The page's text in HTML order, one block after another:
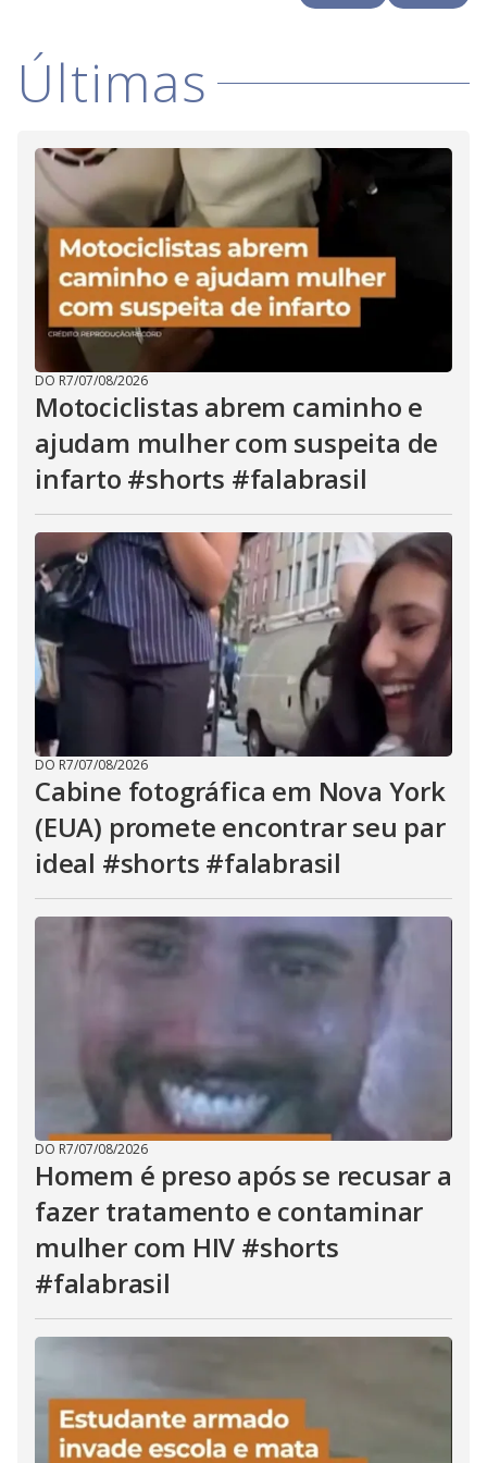
e
o
Últimas
DO R7/07/08/2026
Motociclistas abrem caminho e
ajudam mulher com suspeita de
infarto #shorts #falabrasil
DO R7/07/08/2026
Cabine fotográfica em Nova York
(EUA) promete encontrar seu par
ideal #shorts #falabrasil
DO R7/07/08/2026
Homem é preso após se recusar a
fazer tratamento e contaminar
mulher com HIV #shorts
#falabrasil